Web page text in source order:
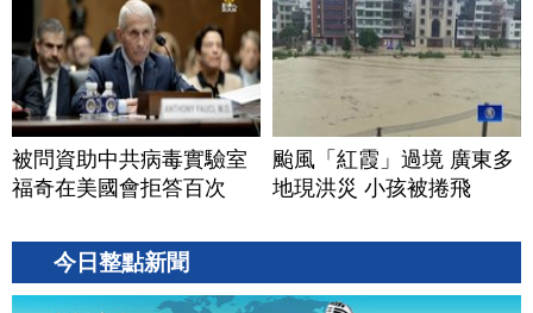
被問資助中共病毒實驗室
福奇在美國會拒答百次
颱風「紅霞」過境 廣東多
地現洪災 小孩被捲飛
今日整點新聞